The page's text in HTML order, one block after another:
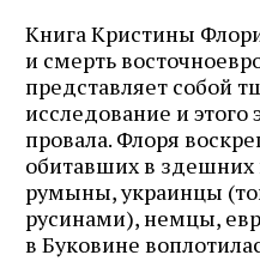
Книга Кристины
и смерть
представляет собой
исследование и этого
провала. Флоря
обитавших в здешних
румыны, украинцы
русинами), немцы,
в Буковине